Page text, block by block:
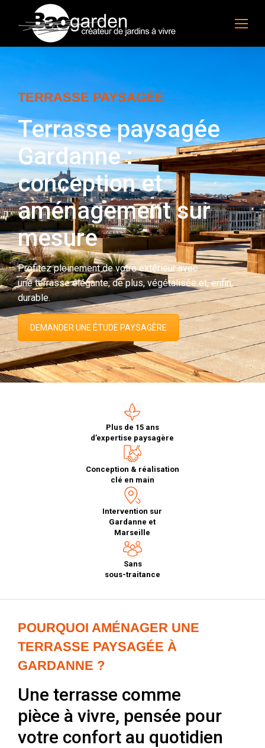
TERRASSE PAYSAGÉE
Terrasse paysagée
Gardanne :
conception et
aménagement sur
mesure
Profitez pleinement de votre extérieur avec
une terrasse élégante, de plus, végétalisée et, enfin,
durable.
DEMANDER UNE ÉTUDE PAYSAGÈRE
Plus de 15 ans
d’expertise paysagère
Conception & réalisation
clé en main
Intervention sur
Gardanne et
Marseille
Sans
sous-traitance
POURQUOI AMÉNAGER UNE
TERRASSE PAYSAGÉE À
GARDANNE ?
Une terrasse comme
pièce à vivre, pensée pour
votre confort au quotidien